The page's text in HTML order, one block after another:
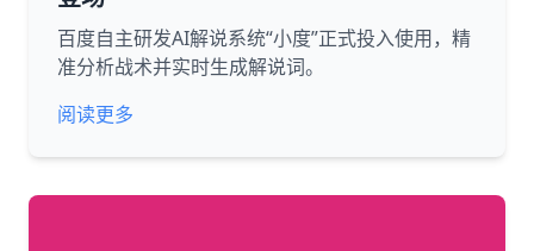
百度自主研发AI解说系统“小度”正式投入使用，精
准分析战术并实时生成解说词。
阅读更多